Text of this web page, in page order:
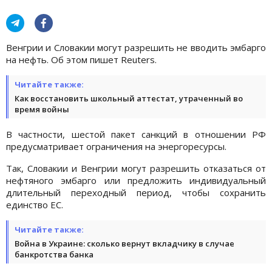
Венгрии и Словакии могут разрешить не вводить эмбарго
на нефть. Об этом пишет Reuters.
Читайте также:
Как восстановить школьный аттестат, утраченный во
время войны
В частности, шестой пакет санкций в отношении РФ
предусматривает ограничения на энергоресурсы.
Так, Словакии и Венгрии могут разрешить отказаться от
нефтяного эмбарго или предложить индивидуальный
длительный переходный период, чтобы сохранить
единство ЕС.
Читайте также:
Война в Украине: сколько вернут вкладчику в случае
банкротства банка